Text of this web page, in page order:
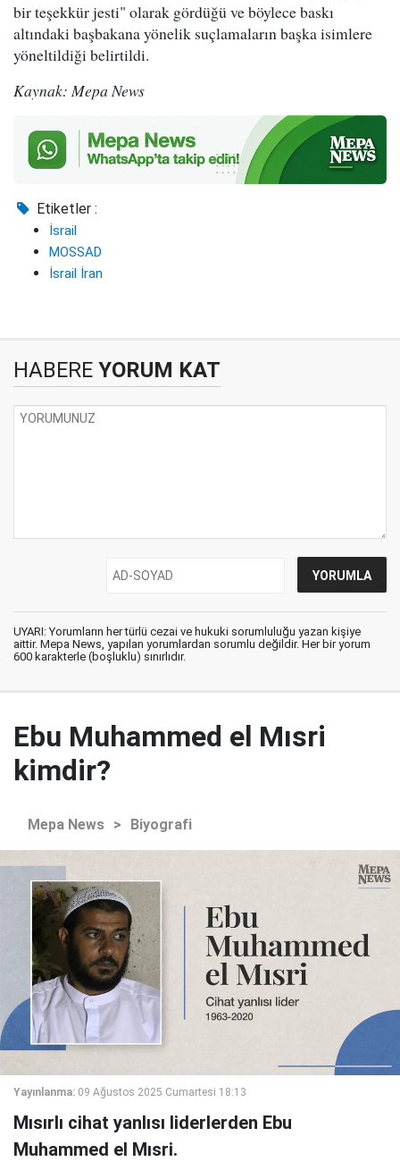
bir teşekkür jesti" olarak gördüğü ve böylece baskı
altındaki başbakana yönelik suçlamaların başka isimlere
yöneltildiği belirtildi.
Kaynak: Mepa News
Etiketler :
İsrail
MOSSAD
İsrail İran
HABERE YORUM KAT
UYARI: Yorumların her türlü cezai ve hukuki sorumluluğu yazan kişiye
aittir. Mepa News, yapılan yorumlardan sorumlu değildir. Her bir yorum
600 karakterle (boşluklu) sınırlıdır.
Ebu Muhammed el Mısri
kimdir?
Mepa News > Biyografi
Yayınlanma: 09 Ağustos 2025 Cumartesi 18:13
Mısırlı cihat yanlısı liderlerden Ebu
Muhammed el Mısri.